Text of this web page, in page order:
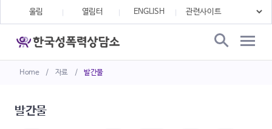
Home / 자료 / 발간물
울림 열림터 ENGLISH
발간물